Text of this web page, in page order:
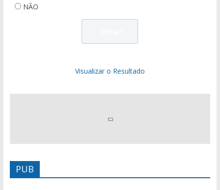
NÃO
Visualizar o Resultado
PUB